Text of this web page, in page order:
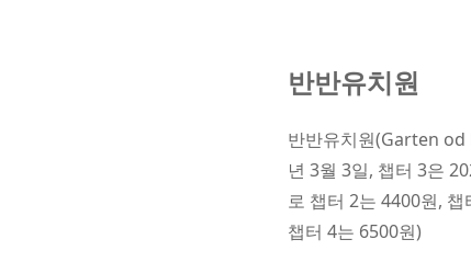
반반유치원
반반유치원(Garten od
년 3월 3일, 챕터 3은
로 챕터 2는 4400원,
챕터 4는 6500원)